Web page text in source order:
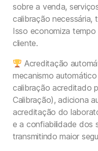
sobre a venda,
calibração necessária,
Isso economiza
cliente.
Acreditação
mecanismo
calibração acreditado
Calibração), adiciona
acreditação do
e a confiabilidade dos
transmitindo maior